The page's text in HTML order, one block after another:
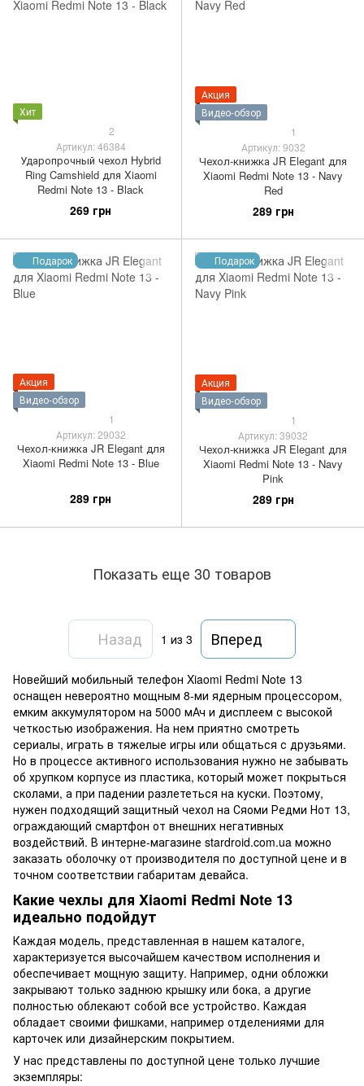
Хит
2
Артикул: 46384
Ударопрочный чехол Hybrid
Ring Camshield для Xiaomi
Redmi Note 13 - Black
269 грн
Акция
Видео-обзор
1
Артикул: 9032
Чехол-книжка JR Elegant для
Xiaomi Redmi Note 13 - Navy
Red
289 грн
Подарок
Акция
Видео-обзор
1
Артикул: 29032
Чехол-книжка JR Elegant для
Xiaomi Redmi Note 13 - Blue
289 грн
Подарок
Акция
Видео-обзор
1
Артикул: 39032
Чехол-книжка JR Elegant для
Xiaomi Redmi Note 13 - Navy
Pink
289 грн
Показать еще 30 товаров
Назад 1 из 3 Вперед
Новейший мобильный телефон Xiaomi Redmi Note 13
оснащен невероятно мощным 8-ми ядерным процессором,
емким аккумулятором на 5000 мАч и дисплеем с высокой
четкостью изображения. На нем приятно смотреть
сериалы, играть в тяжелые игры или общаться с друзьями.
Но в процессе активного использования нужно не забывать
об хрупком корпусе из пластика, который может покрыться
сколами, а при падении разлететься на куски. Поэтому,
нужен подходящий защитный чехол на Сяоми Редми Нот 13,
ограждающий смартфон от внешних негативных
воздействий. В интерне-магазине stardroid.com.ua можно
заказать оболочку от производителя по доступной цене и в
точном соответствии габаритам девайса.
Какие чехлы для Xiaomi Redmi Note 13
идеально подойдут
Каждая модель, представленная в нашем каталоге,
характеризуется высочайшем качеством исполнения и
обеспечивает мощную защиту. Например, одни обложки
закрывают только заднюю крышку или бока, а другие
полностью облекают собой все устройство. Каждая
обладает своими фишками, например отделениями для
карточек или дизайнерским покрытием.
У нас представлены по доступной цене только лучшие
экземпляры: